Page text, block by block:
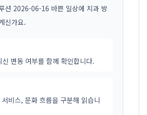
션 2026-06-16 바쁜 일상에 치과 방
신가요.
신 변동 여부를 함께 확인합니다.
비스, 문화 흐름을 구분해 읽습니